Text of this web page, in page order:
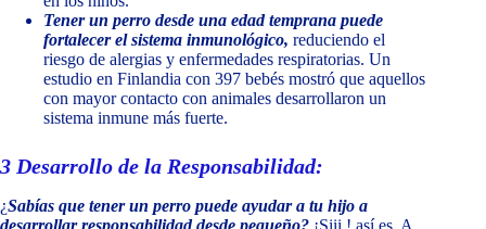
Tener un perro desde una edad temprana puede
fortalecer el sistema inmunológico, reduciendo el
riesgo de alergias y enfermedades respiratorias. Un
estudio en Finlandia con 397 bebés mostró que aquellos
con mayor contacto con animales desarrollaron un
sistema inmune más fuerte.
3 Desarrollo de la Responsabilidad:
¿Sabías que tener un perro puede ayudar a tu hijo a
desarrollar responsabilidad desde pequeño? ¡Siii.! así es, A